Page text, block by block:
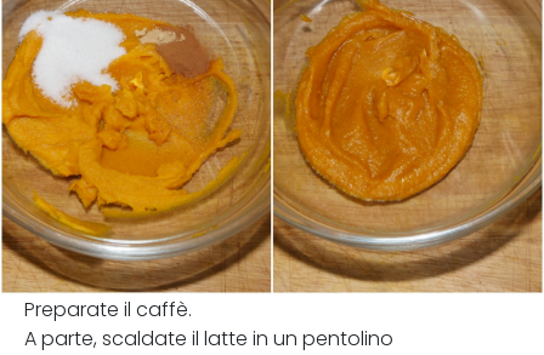
Preparate il caffè.
A parte, scaldate il latte in un pentolino